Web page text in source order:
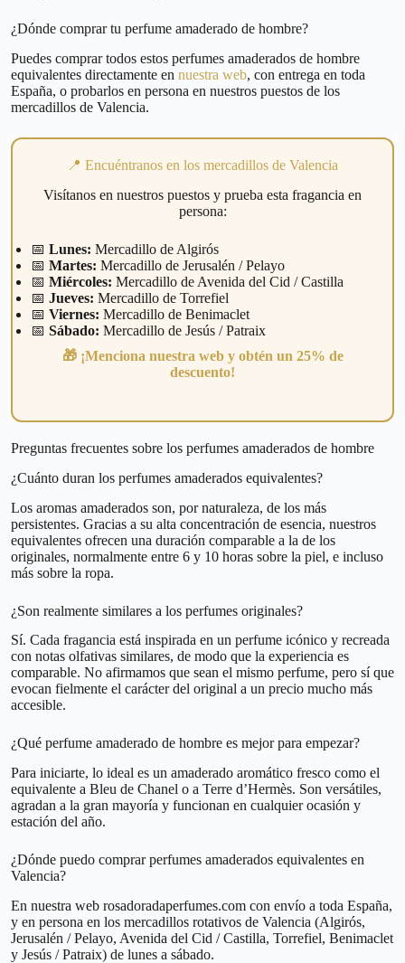
¿Dónde comprar tu perfume amaderado de hombre?
Puedes comprar todos estos perfumes amaderados de hombre
equivalentes directamente en nuestra web, con entrega en toda
España, o probarlos en persona en nuestros puestos de los
mercadillos de Valencia.
📍 Encuéntranos en los mercadillos de Valencia
Visítanos en nuestros puestos y prueba esta fragancia en
persona:
📅 Lunes: Mercadillo de Algirós
📅 Martes: Mercadillo de Jerusalén / Pelayo
📅 Miércoles: Mercadillo de Avenida del Cid / Castilla
📅 Jueves: Mercadillo de Torrefiel
📅 Viernes: Mercadillo de Benimaclet
📅 Sábado: Mercadillo de Jesús / Patraix
🎁 ¡Menciona nuestra web y obtén un 25% de
descuento!
Preguntas frecuentes sobre los perfumes amaderados de hombre
¿Cuánto duran los perfumes amaderados equivalentes?
Los aromas amaderados son, por naturaleza, de los más
persistentes. Gracias a su alta concentración de esencia, nuestros
equivalentes ofrecen una duración comparable a la de los
originales, normalmente entre 6 y 10 horas sobre la piel, e incluso
más sobre la ropa.
¿Son realmente similares a los perfumes originales?
Sí. Cada fragancia está inspirada en un perfume icónico y recreada
con notas olfativas similares, de modo que la experiencia es
comparable. No afirmamos que sean el mismo perfume, pero sí que
evocan fielmente el carácter del original a un precio mucho más
accesible.
¿Qué perfume amaderado de hombre es mejor para empezar?
Para iniciarte, lo ideal es un amaderado aromático fresco como el
equivalente a Bleu de Chanel o a Terre d’Hermès. Son versátiles,
agradan a la gran mayoría y funcionan en cualquier ocasión y
estación del año.
¿Dónde puedo comprar perfumes amaderados equivalentes en
Valencia?
En nuestra web rosadoradaperfumes.com con envío a toda España,
y en persona en los mercadillos rotativos de Valencia (Algirós,
Jerusalén / Pelayo, Avenida del Cid / Castilla, Torrefiel, Benimaclet
y Jesús / Patraix) de lunes a sábado.